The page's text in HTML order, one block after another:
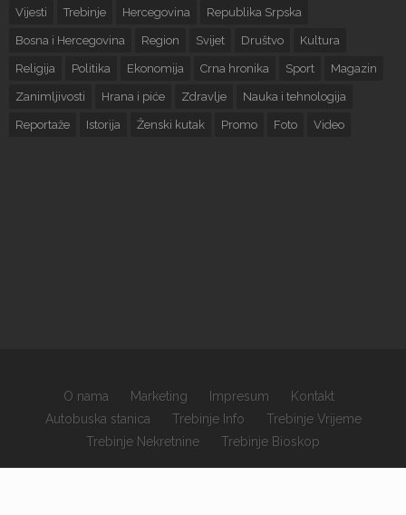
×
Vijesti Trebinje Hercegovina Republika Srpska
Bosna i Hercegovina Region Svijet Društvo Kultura
Religija Politika Ekonomija Crna hronika Sport Magazin
Zanimljivosti Hrana i piće Zdravlje Nauka i tehnologija
Reportaže Istorija Ženski kutak Promo Foto Video
O nama Marketing Impresum
Kontakt
Autobuska stanica
Trebinje Info
Trebinje Vrijeme
Trebinje Nekretnine
Trebinje Bioskop